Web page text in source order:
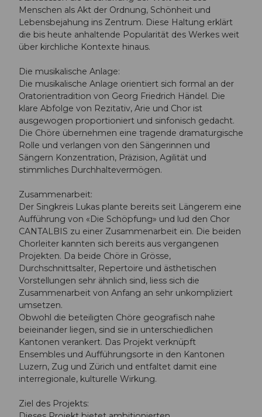
Menschen als Akt der Ordnung, Schönheit und
Lebensbejahung ins Zentrum. Diese Haltung erklärt
die bis heute anhaltende Popularität des Werkes weit
über kirchliche Kontexte hinaus.
Die musikalische Anlage:
Die musikalische Anlage orientiert sich formal an der
Oratorientradition von Georg Friedrich Händel. Die
klare Abfolge von Rezitativ, Arie und Chor ist
ausgewogen proportioniert und sinfonisch gedacht.
Die Chöre übernehmen eine tragende dramaturgische
Rolle und verlangen von den Sängerinnen und
Sängern Konzentration, Präzision, Agilität und
stimmliches Durchhaltevermögen.
Zusammenarbeit:
Der Singkreis Lukas plante bereits seit Längerem eine
Aufführung von «Die Schöpfung» und lud den Chor
CANTALBIS zu einer Zusammenarbeit ein. Die beiden
Chorleiter kannten sich bereits aus vergangenen
Projekten. Da beide Chöre in Grösse,
Durchschnittsalter, Repertoire und ästhetischen
Vorstellungen sehr ähnlich sind, liess sich die
Zusammenarbeit von Anfang an sehr unkompliziert
umsetzen.
Obwohl die beteiligten Chöre geografisch nahe
beieinander liegen, sind sie in unterschiedlichen
Kantonen verankert. Das Projekt verknüpft
Ensembles und Aufführungsorte in den Kantonen
Luzern, Zug und Zürich und entfaltet damit eine
interregionale, kulturelle Wirkung.
Ziel des Projekts: